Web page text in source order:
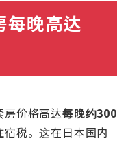
每晚高达
价格高达每晚约300
宿税。这在日本国内